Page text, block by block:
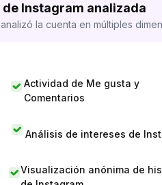
Instagram analizada
la cuenta en múltiples
Actividad de Me gusta y
Comentarios
Análisis de intereses de
Visualización anónima de